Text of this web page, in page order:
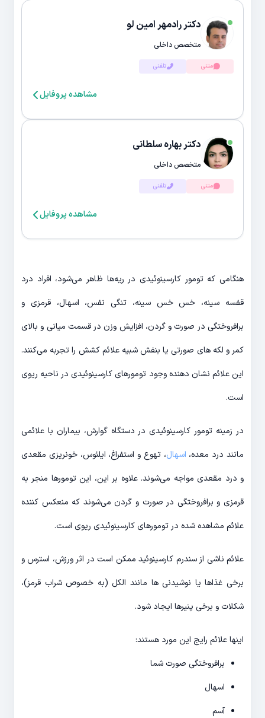
دکتر رادمهر امین لو
متخصص داخلی
متنی تلفنی
مشاهده پروفایل
دکتر بهاره سلطانی
متخصص داخلی
متنی تلفنی
مشاهده پروفایل
هنگامی که تومور کارسینوئیدی در ریه‌ها ظاهر می‌شود، افراد درد
قفسه سینه، خس خس سینه، تنگی نفس، اسهال، قرمزی و
برافروختگی در صورت و گردن، افزایش وزن در قسمت میانی و بالای
کمر و لکه های صورتی یا بنفش شبیه علائم کشش را تجربه می‌کنند.
این علائم نشان دهنده وجود تومورهای کارسینوئیدی در ناحیه ریوی
است.
در زمینه تومور کارسینوئیدی در دستگاه گوارش، بیماران با علائمی
مانند درد معده، اسهال، تهوع و استفراغ، ایلئوس، خونریزی مقعدی
و درد مقعدی مواجه می‌شوند. علاوه بر این، این تومورها منجر به
قرمزی و برافروختگی در صورت و گردن می‌شوند که منعکس کننده
علائم مشاهده شده در تومورهای کارسینوئیدی ریوی است.
علائم ناشی از سندرم کارسینوئید ممکن است در اثر ورزش، استرس و
برخی غذاها یا نوشیدنی ها مانند الکل (به خصوص شراب قرمز)،
شکلات و برخی پنیرها ایجاد شود.
اینها علائم رایج این مورد هستند:
برافروختگی صورت شما
اسهال
آسم